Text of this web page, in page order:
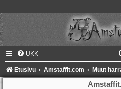
UKK
Etusivu Amstaffit.com Muut